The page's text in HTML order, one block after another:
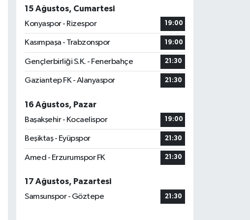
15 Ağustos, Cumartesi
Konyaspor - Rizespor
19:00
Kasımpaşa - Trabzonspor 19:00
Gençlerbirliği S.K. - Fenerbahçe 21:30
Gaziantep FK - Alanyaspor 21:30
16 Ağustos, Pazar
Başakşehir - Kocaelispor
19:00
Beşiktaş - Eyüpspor 21:30
Amed - Erzurumspor FK 21:30
17 Ağustos, Pazartesi
Samsunspor - Göztepe
21:30